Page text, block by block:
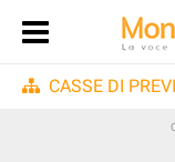
CASSE DI